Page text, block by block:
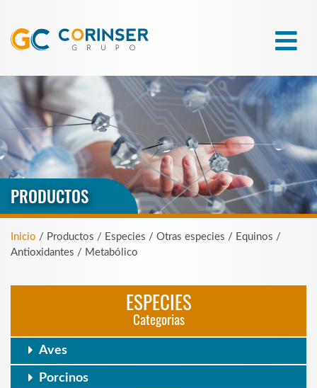
PRODUCTOS
Inicio / Productos / Especies / Otras especies / Equinos /
Antioxidantes / Metabólico
ESPECIES
Categorias
Aves
Porcinos